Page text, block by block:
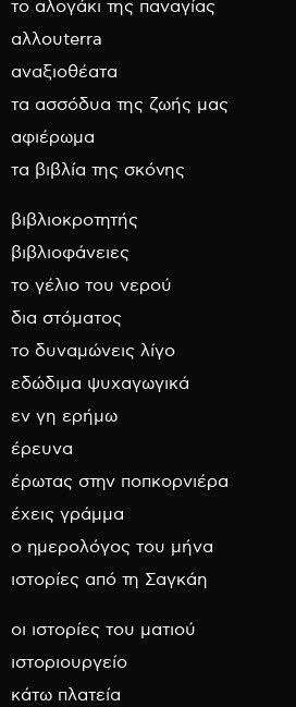
το αλογάκι της παναγίας
αλλουterra
αναξιοθέατα
τα ασσόδυα της ζωής μας
αφιέρωμα
τα βιβλία της σκόνης
βιβλιοκροτητής
βιβλιοφάνειες
το γέλιο του νερού
δια στόματος
το δυναμώνεις λίγο
εδώδιμα ψυχαγωγικά
εν γη ερήμω
έρευνα
έρωτας στην ποπκορνιέρα
έχεις γράμμα
ο ημερολόγος του μήνα
ιστορίες από τη Σαγκάη
οι ιστορίες του ματιού
ιστοριουργείο
κάτω πλατεία